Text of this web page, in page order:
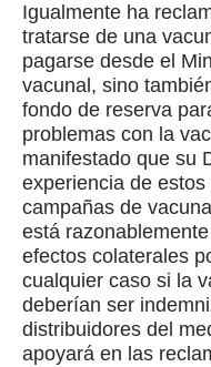
Igualmente ha
tratarse de una
pagarse desde el
vacunal, sino
fondo de reserva
problemas con la
manifestado que su
experiencia de
campañas de
está
efectos colaterales
cualquier caso si la
deberían ser
distribuidores del
apoyará en las